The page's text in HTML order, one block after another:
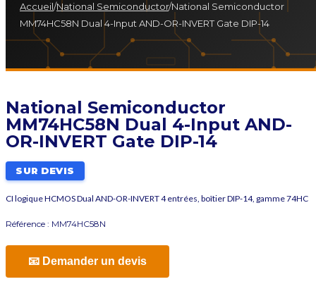
Accueil/National Semiconductor/National Semiconductor
MM74HC58N Dual 4-Input AND-OR-INVERT Gate DIP-14
National Semiconductor
MM74HC58N Dual 4-Input AND-
OR-INVERT Gate DIP-14
SUR DEVIS
CI logique HCMOS Dual AND-OR-INVERT 4 entrées, boîtier DIP-14, gamme 74HC
Référence : MM74HC58N
📧 Demander un devis